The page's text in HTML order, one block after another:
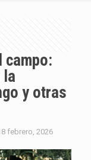
la
y otras
febrero, 2026